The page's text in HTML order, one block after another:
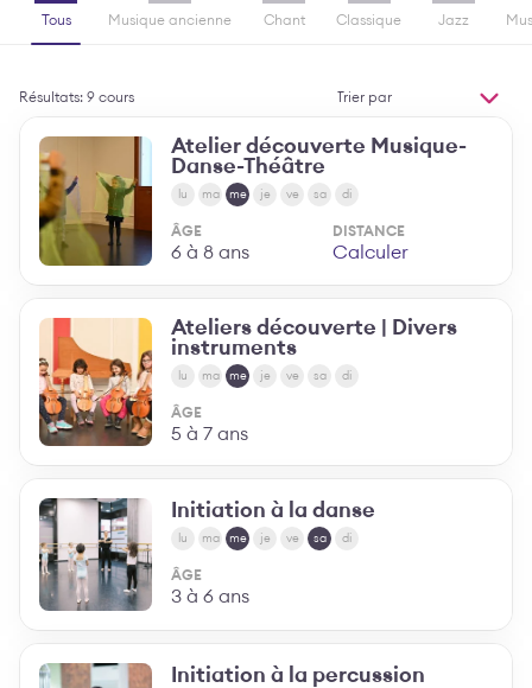
Tous Musique ancienne Chant Classique Jazz
Résultats: 9 cours
Trier
MODIFIER L'ORDRE
Atelier découverte Musique-
Danse-Théâtre
lu ma me je ve sa di
ÂGE
6 à 8 ans
DISTANCE
Calculer
Ateliers découverte | Divers
instruments
lu ma me je ve sa di
ÂGE
5 à 7 ans
Initiation à la danse
lu ma me je ve sa di
ÂGE
3 à 6 ans
Initiation à la percussion